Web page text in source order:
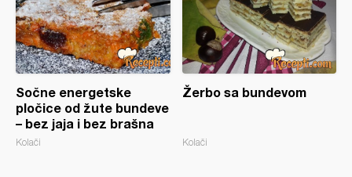
Sočne energetske
pločice od žute bundeve
– bez jaja i bez brašna
Kolači
Žerbo sa bundevom
Kolači